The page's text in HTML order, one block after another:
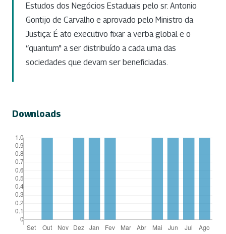
Estudos dos Negócios Estaduais pelo sr. Antonio
Gontijo de Carvalho e aprovado pelo Ministro da
Justiça: É ato executivo fixar a verba global e o
‘‘quantum" a ser distribuído a cada uma das
sociedades que devam ser beneficiadas.
Downloads